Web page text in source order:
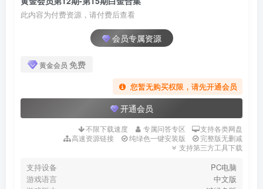
此内容为付费资源，请付费后查看
会员专属资源
黄金会员 免费
您暂无购买权限，请先开通会员
开通会员
不限下载速度 专属问答专区
支持各类网盘
高速资源链接
纯绿色一键安装版
完整版无删减
支持第三方工具下载
支持设备
PC电脑
游戏语言
中文版